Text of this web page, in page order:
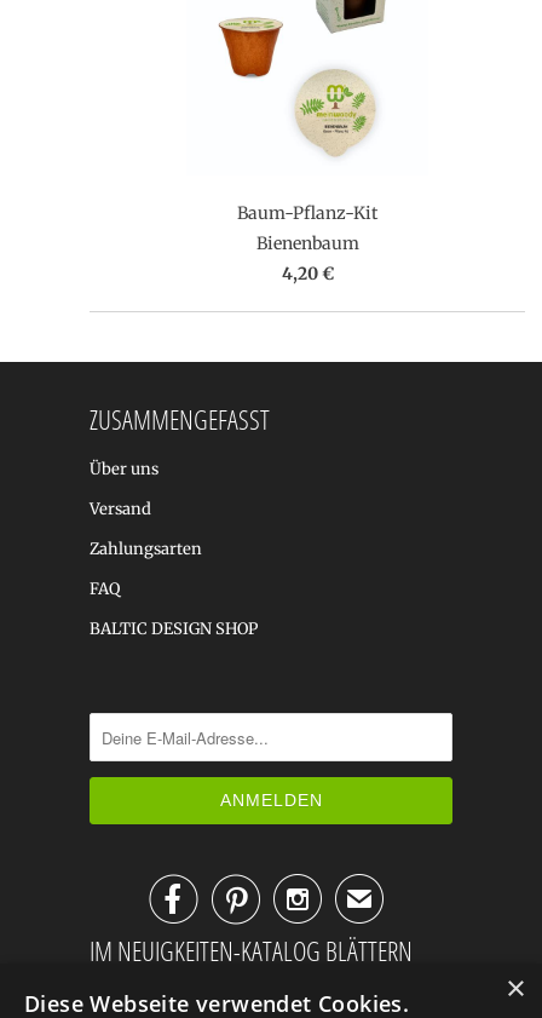
Baum-Pflanz-Kit
Bienenbaum
4,20 €
ZUSAMMENGEFASST
Über uns
Versand
Zahlungsarten
FAQ
BALTIC DESIGN SHOP
✉
IM NEUIGKEITEN-KATALOG BLÄTTERN
×
Diese Webseite verwendet Cookies.